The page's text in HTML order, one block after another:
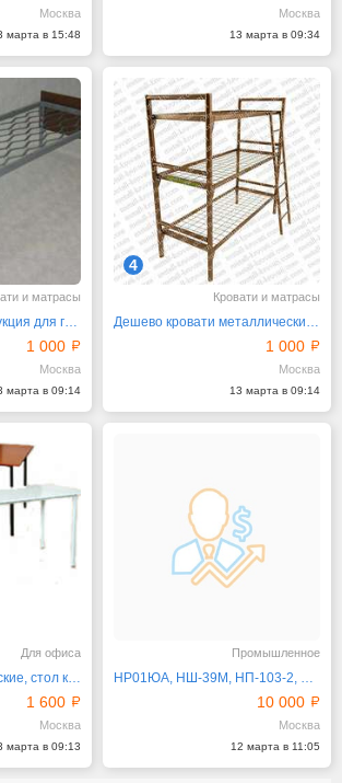
Москва
марта в 15:48
Москва
13 марта в 09:34
и матрасы
Качественная продукция для гостиниц, больниц
1 000
Москва
марта в 09:14
4
Кровати и матрасы
Дешево кровати металлические, кровати с доставкой
1 000
Москва
13 марта в 09:14
Для офиса
Кровати металлические, стол корпусной
1 600
Москва
марта в 09:13
Промышленное
НР01ЮА, НШ-39М, НП-103-2, ЭЦН-91Б, 623К
10 000
Москва
12 марта в 11:05